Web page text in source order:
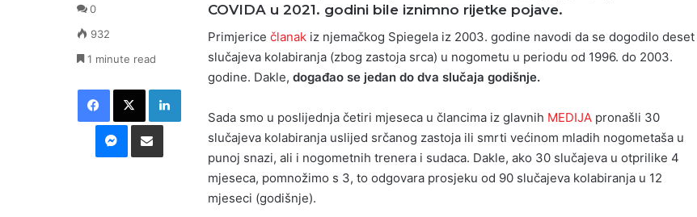
COVIDA u 2021. godini bile iznimno rijetke pojave.
Primjerice članak iz njemačkog Spiegela iz 2003. godine navodi da se dogodilo deset
slučajeva kolabiranja (zbog zastoja srca) u nogometu u periodu od 1996. do 2003.
godine. Dakle, događao se jedan do dva slučaja godišnje.
Sada smo u poslijednja četiri mjeseca u člancima iz glavnih MEDIJA pronašli 30
slučajeva kolabiranja uslijed srčanog zastoja ili smrti većinom mladih nogometaša u
punoj snazi, ali i nogometnih trenera i sudaca. Dakle, ako 30 slučajeva u otprilike 4
mjeseca, pomnožimo s 3, to odgovara prosjeku od 90 slučajeva kolabiranja u 12
mjeseci (godišnje).
0
932
1 minute read
Facebook
X LinkedIn
Messenger
Podijeli putem E-maila